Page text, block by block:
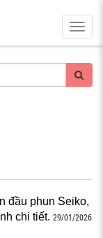
đầu phun Seiko,
chi tiết. 29/01/2026